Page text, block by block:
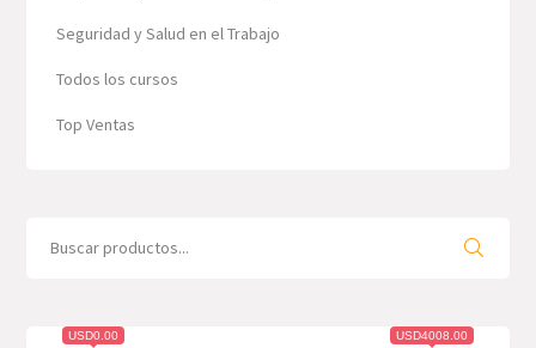
Seguridad y Salud en el Trabajo
Todos los cursos
Top Ventas
USD0.00 USD4008.00